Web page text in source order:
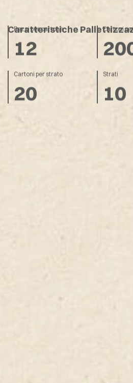
Caratteristiche
Pezzi per cartone
12
Cartoni
Cartoni per strato
20
Strati
10